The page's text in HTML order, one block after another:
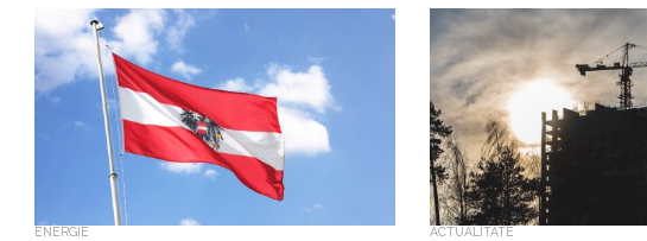
exprimată...
ENERGIE ACTUALITATE